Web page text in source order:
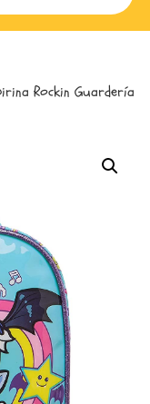
Rockin Guardería